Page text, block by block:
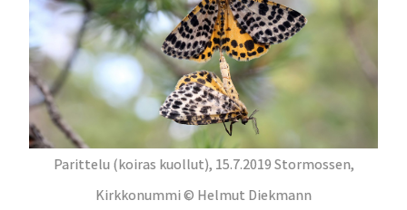
Parittelu (koiras kuollut), 15.7.2019 Stormossen,
Kirkkonummi © Helmut Diekmann